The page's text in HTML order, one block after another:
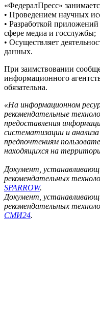
«ФедералПресс»
• Проведением научных
• Разработкой
сфере медиа и госслужбы;
• Осуществляет
данных.
При заимствовании
информационного
обязательна.
«На информационном
рекомендательные
предоставления
систематизации и
предпочтениям
находящихся на
Документ,
рекомендательных
SPARROW.
Документ,
рекомендательных
СМИ24.